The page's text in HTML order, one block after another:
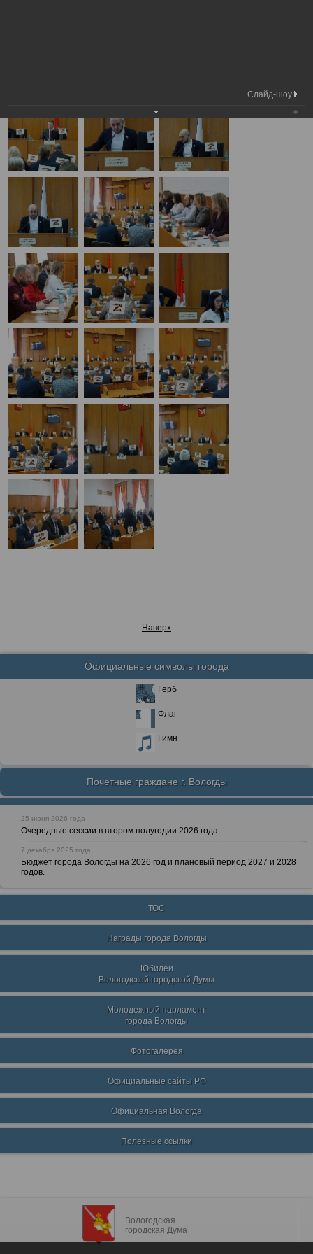
Наверх
Официальные символы города
Герб
Флаг
Гимн
Почетные граждане г. Вологды
25 июня 2026 года
Очередные сессии в втором полугодии 2026 года.
7 декабря 2025 года
Бюджет города Вологды на 2026 год и плановый период 2027 и 2028
годов.
ТОС
Награды города Вологды
Юбилеи
Вологодской городской Думы
Молодежный парламент
города Вологды
Фотогалерея
Официальные сайты РФ
Официальная Вологда
Полезные ссылки
Вологодская
городская Дума
Слайд-шоу: